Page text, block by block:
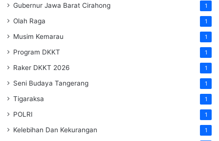
Gubernur Jawa Barat Cirahong 1
Olah Raga 1
Musim Kemarau 1
Program DKKT 1
Raker DKKT 2026 1
Seni Budaya Tangerang 1
Tigaraksa 1
POLRI 1
Kelebihan Dan Kekurangan 1